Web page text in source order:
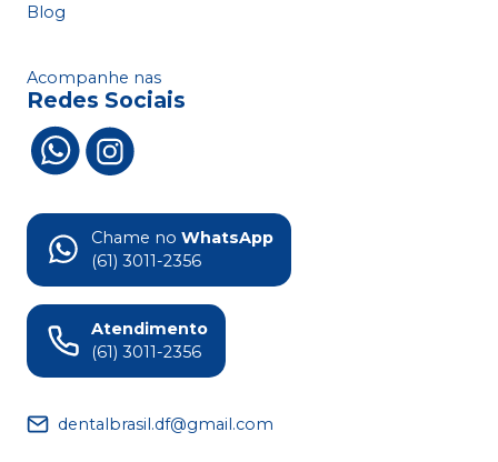
Blog
Acompanhe nas
Redes Sociais
Chame no WhatsApp
(61) 3011-2356
Atendimento
(61) 3011-2356
dentalbrasil.df@gmail.com